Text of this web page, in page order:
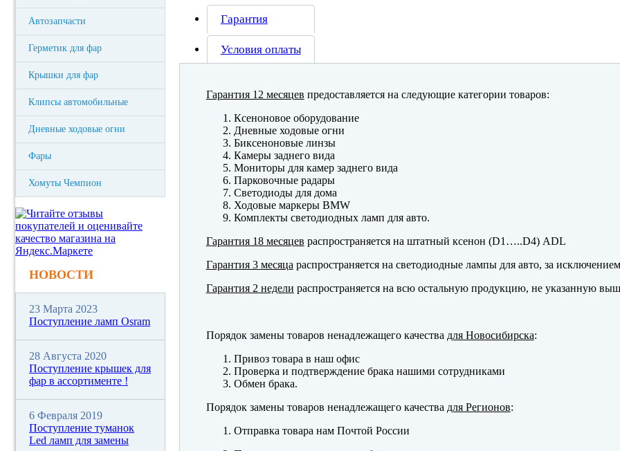
Автозапчасти
Герметик для фар
Крышки для фар
Клипсы автомобильные
Дневные ходовые огни
Фары
Хомуты Чемпион
Гарантия
Условия оплаты
Гарантия 12 месяцев предоставляется на следующие категории товаров:
Ксеноновое оборудование
Дневные ходовые огни
Биксеноновые линзы
Камеры заднего вида
Мониторы для камер заднего вида
Парковочные радары
Светодиоды для дома
Ходовые маркеры BMW
Комплекты светодиодных ламп для авто.
Гарантия 18 месяцев распространяется на штатный ксенон (D1…..D4) ADL
Гарантия 3 месяца распространяется на светодиодные лампы для авто, за
Гарантия 2 недели распространяется на всю остальную продукцию, не указанную
Порядок замены товаров ненадлежащего качества для Новосибирска:
Привоз товара в наш офис
Проверка и подтверждение брака нашими сотрудниками
Обмен брака.
Порядок замены товаров ненадлежащего качества для Регионов:
Отправка товара нам Почтой России
НОВОСТИ
23 Марта 2023
Поступление ламп Osram
28 Августа 2020
Поступление крышек для
фар в ассортименте !
6 Февраля 2019
Поступление туманок
Led ламп для замены